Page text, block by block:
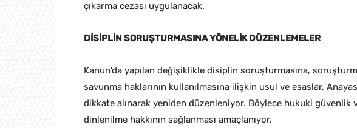
çıkarma cezası uygulanacak.
DİSİPLİN SORUŞTURMASINA YÖNELİK DÜZENLEMELER
Kanun’da yapılan değişiklikle disiplin soruşturmasına,
savunma haklarının kullanılmasına ilişkin usul ve esaslar,
dikkate alınarak yeniden düzenleniyor. Böylece hukuki
dinlenilme hakkının sağlanması amaçlanıyor.